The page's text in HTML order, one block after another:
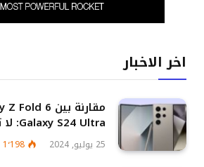
اخر الاخبار
Galaxy S24 Ultra: لا تخطئ
25 يوليو, 2024 1٬198